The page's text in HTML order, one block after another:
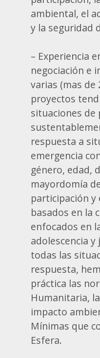
ambiental, el
y la seguridad
– Experiencia
negociación e
varias (mas de
proyectos
situaciones de
respuesta a
emergencia
género, edad,
mayordomía
participación
basados en la
enfocados en
adolescencia y
todas las
respuesta,
práctica las
Humanitaria,
impacto
Mínimas que
Esfera.